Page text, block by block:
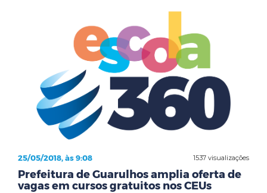
1537 visualizações
25/05/2018, às 9:08
Prefeitura de Guarulhos amplia oferta de
vagas em cursos gratuitos nos CEUs